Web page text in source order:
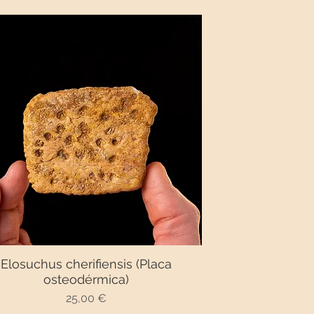
Vista rápida
Elosuchus cherifiensis (Placa
osteodérmica)
Precio
25,00 €